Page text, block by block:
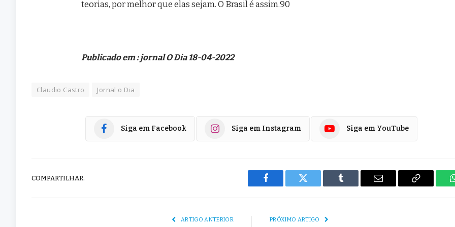
teorias, por melhor que elas sejam. O Brasil é assim.90
Publicado em : jornal O Dia 18-04-2022
Claudio Castro Jornal o Dia
Siga em Facebook Siga em Instagram Siga em YouTube
COMPARTILHAR.
Facebook Twitter Tumblr
E-
Copiar
ARTIGO ANTERIOR PRÓXIMO ARTIGO